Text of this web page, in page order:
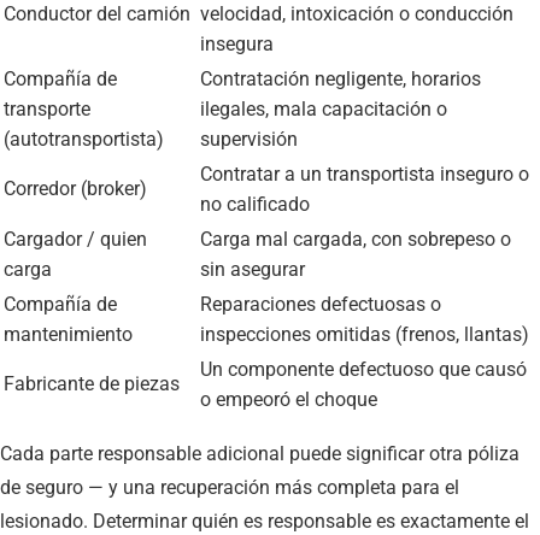
Conductor del camión velocidad, intoxicación o conducción
insegura
Compañía de
transporte
(autotransportista)
Contratación negligente, horarios
ilegales, mala capacitación o
supervisión
Corredor (broker)
Contratar a un transportista inseguro o
no calificado
Cargador / quien
carga
Carga mal cargada, con sobrepeso o
sin asegurar
Compañía de
mantenimiento
Reparaciones defectuosas o
inspecciones omitidas (frenos, llantas)
Fabricante de piezas
Un componente defectuoso que causó
o empeoró el choque
Cada parte responsable adicional puede significar otra póliza
de seguro — y una recuperación más completa para el
lesionado. Determinar quién es responsable es exactamente el